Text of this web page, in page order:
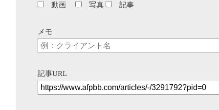
動画
写真 記事
メモ
記事URL